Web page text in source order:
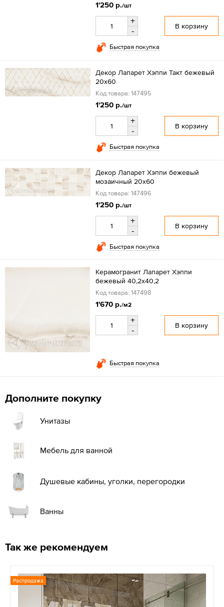
1'250 р./шт
+
-
В корзину
Быстрая покупка
Декор Лапарет Хэппи Такт бежевый
20x60
Код товара: 147495
1'250 р./шт
+
-
В корзину
Быстрая покупка
Декор Лапарет Хэппи бежевый
мозаичный 20x60
Код товара: 147496
1'250 р./шт
+
-
В корзину
Быстрая покупка
Керамогранит Лапарет Хэппи
бежевый 40,2x40,2
Код товара: 147498
1'670 р./м2
+
-
В корзину
Быстрая покупка
Дополните покупку
Унитазы
Мебель для ванной
Душевые кабины, уголки, перегородки
Ванны
Так же рекомендуем
Распродажа